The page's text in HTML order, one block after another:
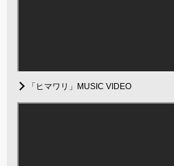
「ヒマワリ」MUSIC VIDEO